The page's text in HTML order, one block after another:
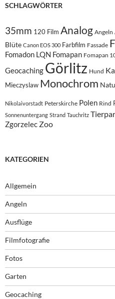
SCHLAGWÖRTER
35mm 120 Film Analog Angeln
Blüte Canon EOS 300 Farbfilm Fassade
Fomadon LQN Fomapan Fomapan
Geocaching Görlitz Hund
Mieczyslaw Monochrom
Nikolaivorstadt Peterskirche Polen Rind
Sonnenuntergang Strand Tauchritz
Zgorzelec Zoo
KATEGORIEN
Allgemein
Angeln
Ausflüge
Filmfotografie
Fotos
Garten
Geocaching